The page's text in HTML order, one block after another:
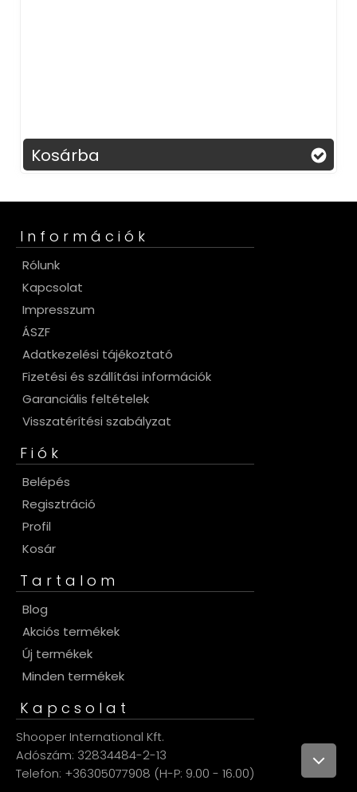
Kosárba
Információk
Rólunk
Kapcsolat
Impresszum
ÁSZF
Adatkezelési tájékoztató
Fizetési és szállítási információk
Garanciális feltételek
Visszatérítési szabályzat
Fiók
Belépés
Regisztráció
Profil
Kosár
Tartalom
Blog
Akciós termékek
Új termékek
Minden termékek
Kapcsolat
Shooper International Kft.
Adószám: 32834484-2-13
Telefon: +36305077908 (H-P: 9.00 - 16.00)